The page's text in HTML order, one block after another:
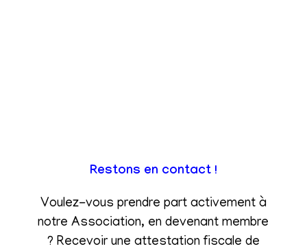
Restons en contact !
Voulez-vous prendre part activement à
notre Association, en devenant membre
? Recevoir une attestation fiscale de